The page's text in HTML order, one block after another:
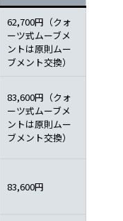
62,700円（クォ
ーツ式ムーブメ
ントは原則ムー
ブメント交換）
83,600円（クォ
ーツ式ムーブメ
ントは原則ムー
ブメント交換）
83,600円